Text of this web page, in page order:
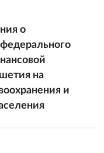
о
на
и